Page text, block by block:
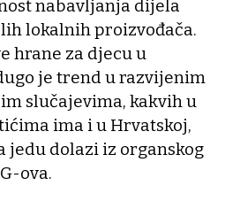
nabavljanja dijela
lokalnih proizvođača.
hrane za djecu u
je trend u razvijenim
slučajevima, kakvih u
ima i u Hrvatskoj,
jedu dolazi iz organskog
ova.